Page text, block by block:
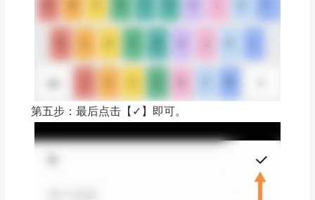
第五步：最后点击【✓】即可。